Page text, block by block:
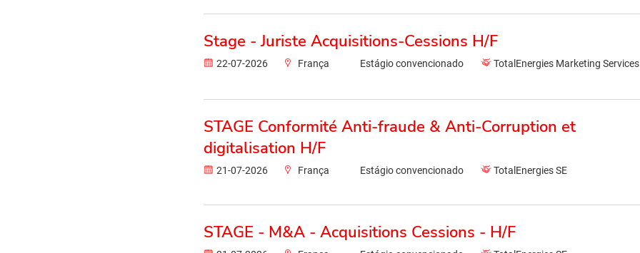
Stage - Juriste Acquisitions-Cessions H/F
22-07-2026 França Estágio convencionado TotalEnergies Marketing Services
STAGE Conformité Anti-fraude & Anti-Corruption et
digitalisation H/F
21-07-2026 França Estágio convencionado TotalEnergies SE
STAGE - M&A - Acquisitions Cessions - H/F